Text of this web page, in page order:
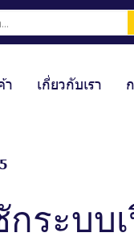
า เกี่ยวกับเรา
กระบบ